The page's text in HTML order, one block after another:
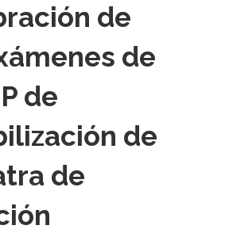
de
de
de
de
de